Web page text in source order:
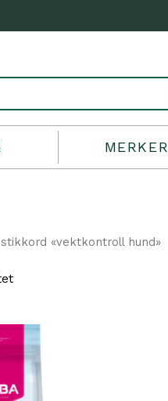
MERKER
«vektkontroll hund»